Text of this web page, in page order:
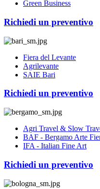
Green Business
Richiedi un preventivo
Fiera del Levante
Agrilevante
SAIE Bari
Richiedi un preventivo
Agri Travel & Slow
BAF - Bergamo Arte
IFA - Italian Fine Art
Richiedi un preventivo